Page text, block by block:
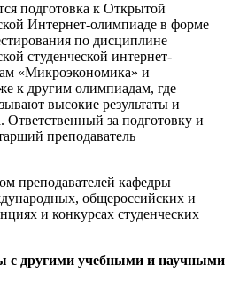
подготовка к Открытой
Интернет-олимпиаде в форме
по дисциплине
студенческой интернет-
«Микроэкономика» и
к другим олимпиадам, где
высокие результаты и
Ответственный за подготовку и
преподаватель
преподавателей кафедры
общероссийских и
и конкурсах студенческих
с другими учебными и научными